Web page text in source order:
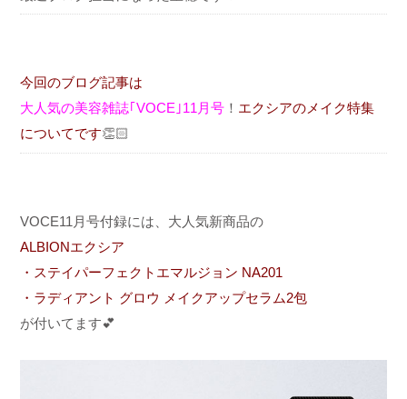
今回のブログ記事は
大人気の美容雑誌｢VOCE｣11月号 ！ エクシアのメイク特集
についてです👏🏻
VOCE11月号付録には、大人気新商品の
ALBIONエクシア
・ステイパーフェクトエマルジョン NA201
・ラディアント グロウ メイクアップセラム2包
が付いてます💕